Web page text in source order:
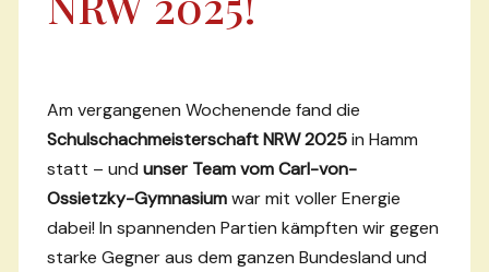
Am vergangenen Wochenende fand die
Schulschachmeisterschaft NRW 2025in Hamm
statt – undunser Team vom Carl-von-
Ossietzky-Gymnasiumwar mit voller Energie
dabei! In spannenden Partien kämpften wir gegen
starke Gegner aus dem ganzen Bundesland und